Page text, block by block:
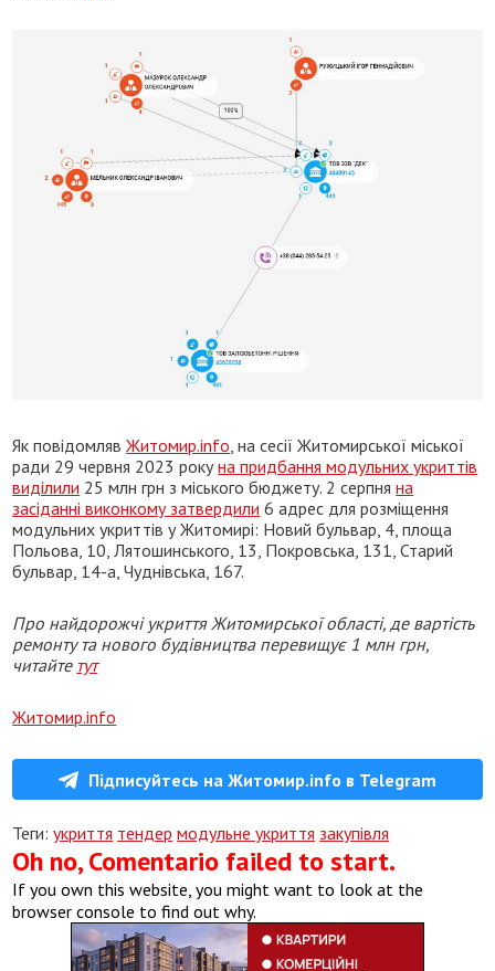
Як повідомлявЖитомир.info, на сесії Житомирської міської
ради 29 червня 2023 рокуна придбання модульних укриттів
виділили 25 млн грн з міського бюджету. 2 серпняна
засіданні виконкому затвердили 6 адрес для розміщення
модульних укриттів у Житомирі: Новий бульвар, 4, площа
Польова, 10, Лятошинського, 13, Покровська, 131, Старий
бульвар, 14-а, Чуднівська, 167.
Про найдорожчі укриття Житомирської області, де вартість
ремонту та нового будівництва перевищує 1 млн грн,
читайте тут
Житомир.info
Підписуйтесь на Житомир.info в Telegram
Теги:укриття тендер модульне укриття закупівля
Oh no, Comentario failed to start.
If you own this website, you might want to look at the
browser console to find out why.